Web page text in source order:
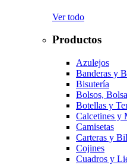
Ver todo
Productos
Azulejos
Banderas y
Bisutería
Bolsos,
Botellas y
Calcetines y
Camisetas
Carteras y
Cojines
Cuadros y